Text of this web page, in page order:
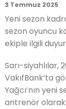
3 Temmuz 2025
Yeni sezon
sezon oyuncu
ekiple ilgili
Sarı-siyahlılar,
VakıfBank’ta
Yağcı’nın yeni
antrenör olarak